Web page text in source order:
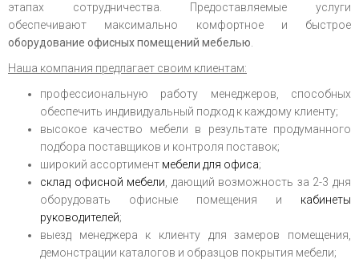
этапах сотрудничества. Предоставляемые услуги
обеспечивают максимально комфортное и быстрое
оборудование офисных помещений мебелью
Наша компания предлагает своим клиентам:
профессиональную работу менеджеров, способных
обеспечить индивидуальный подход к каждому клиенту;
высокое качество мебели в результате продуманного
подбора поставщиков и контроля поставок;
широкий ассортимент мебели для офиса;
склад офисной мебели , дающий возможность за 2-3 дня
оборудовать офисные помещения и кабинеты
руководителей;
выезд менеджера к клиенту для замеров помещения,
демонстрации каталогов и образцов покрытия мебели;